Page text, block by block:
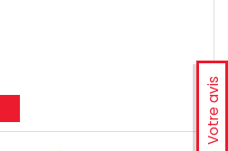
Votre avis